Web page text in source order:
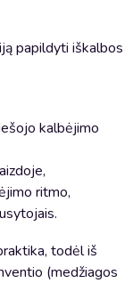
papildyti iškalbos
kalbėjimo
ritmo,
todėl iš
(medžiagos